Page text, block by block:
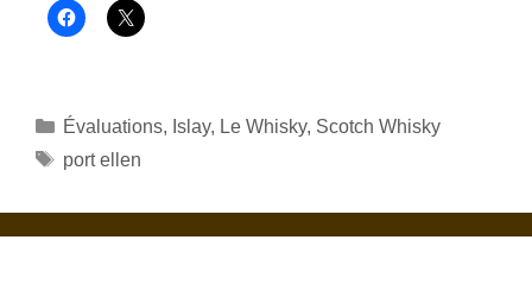
Catégories
Évaluations, Islay, Le Whisky, Scotch Whisky
Étiquettes
port ellen